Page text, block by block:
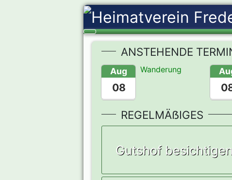
ANSTEHENDE
Aug
08
Wanderung
REGELMÄẞIGES
Gutshof besichtigen